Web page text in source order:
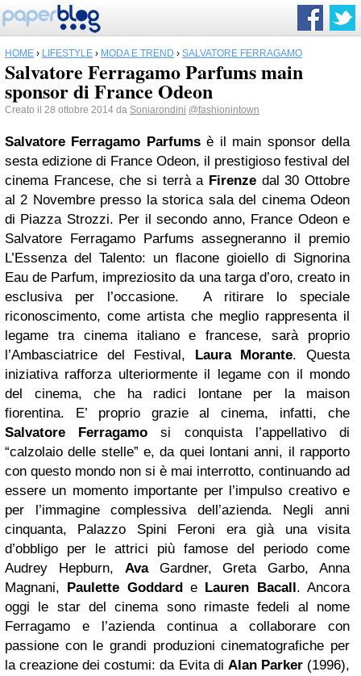
HOME › LIFESTYLE › MODA E TREND › SALVATORE FERRAGAMO
Salvatore Ferragamo Parfums main
sponsor di France Odeon
Creato il 28 ottobre 2014 da Soniarondini @fashionintown
Salvatore Ferragamo Parfumsè il main sponsor della
sesta edizione di France Odeon, il prestigioso festival del
cinema Francese, che si terrà a Firenze dal 30 Ottobre
al 2 Novembre presso la storica sala del cinema Odeon
di Piazza Strozzi. Per il secondo anno, France Odeon e
Salvatore Ferragamo Parfums assegneranno il premio
L’Essenza del Talento: un flacone gioiello di Signorina
Eau de Parfum, impreziosito da una targa d’oro, creato in
esclusiva per l’occasione. A ritirare lo speciale
riconoscimento, come artista che meglio rappresenta il
legame tra cinema italiano e francese, sarà proprio
l’Ambasciatrice del Festival, Laura Morante. Questa
iniziativa rafforza ulteriormente il legame con il mondo
del cinema, che ha radici lontane per la maison
fiorentina. E’ proprio grazie al cinema, infatti, che
Salvatore Ferragamo si conquista l’appellativo di
“calzolaio delle stelle” e, da quei lontani anni, il rapporto
con questo mondo non si è mai interrotto, continuando ad
essere un momento importante per l’impulso creativo e
per l’immagine complessiva dell’azienda. Negli anni
cinquanta, Palazzo Spini Feroni era già una visita
d’obbligo per le attrici più famose del periodo come
Audrey Hepburn, AvaGardner, Greta Garbo, Anna
Magnani, Paulette Goddarde Lauren Bacall. Ancora
oggi le star del cinema sono rimaste fedeli al nome
Ferragamo e l’azienda continua a collaborare con
passione con le grandi produzioni cinematografiche per
la creazione dei costumi: da Evita di Alan Parker(1996),